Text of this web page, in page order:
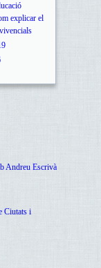
explicar el
Andreu Escrivà
Ciutats i